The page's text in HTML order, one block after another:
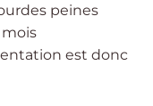
peines
mois
est donc